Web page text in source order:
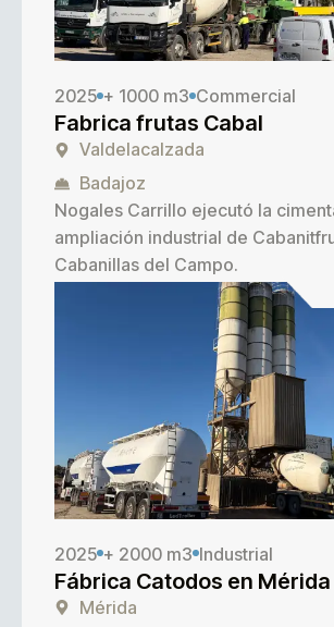
2025 + 1000 m3 Commercial
Fabrica frutas Cabal
Valdelacalzada
Badajoz
Nogales Carrillo ejecutó la
ampliación industrial de
Cabanillas del Campo.
2025 + 2000 m3 Industrial
Fábrica Catodos en Mérida
Mérida